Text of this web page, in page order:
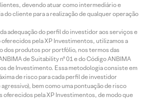
devendo atuar como intermediário e
do cliente para a realização de qualquer operação
adequação do perfil do investidor aos serviços e
pela XP Investimentos, utilizamos a
dos produtos por portfólio, nos termos das
de Suitability nº 01 e do Código ANBIMA
de Investimento. Essa metodologia consiste em
de risco para cada perfil de investidor
bem como uma pontuação de risco
oferecidos pela XP Investimentos, de modo que